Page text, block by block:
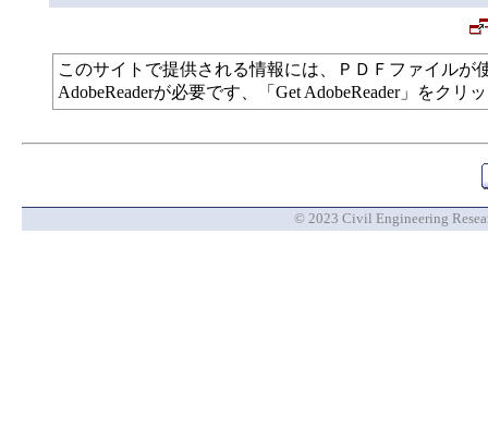
このサイトで提供される情報には、ＰＤＦファイル
AdobeReaderが必要です、「Get AdobeReader」をク
© 2023 Civil Engineering